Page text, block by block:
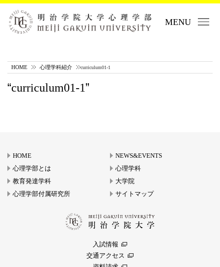
MENU
HOME 心理学科紹介 curriculum01-1
curriculum01-1
HOME
NEWS&EVENTS
心理学部とは
心理学科
教育発達学科
大学院
心理学部付属研究所
サイトマップ
入試情報
交通アクセス